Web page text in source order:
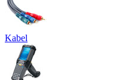
Kabel